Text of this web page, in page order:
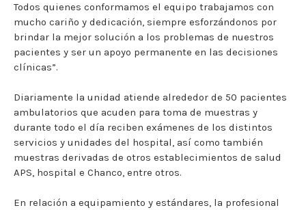
Todos quienes conformamos el equipo trabajamos con
mucho cariño y dedicación, siempre esforzándonos por
brindar la mejor solución a los problemas de nuestros
pacientes y ser un apoyo permanente en las decisiones
clínicas”.
Diariamente la unidad atiende alrededor de 50 pacientes
ambulatorios que acuden para toma de muestras y
durante todo el día reciben exámenes de los distintos
servicios y unidades del hospital, así como también
muestras derivadas de otros establecimientos de salud
APS, hospital e Chanco, entre otros.
En relación a equipamiento y estándares, la profesional